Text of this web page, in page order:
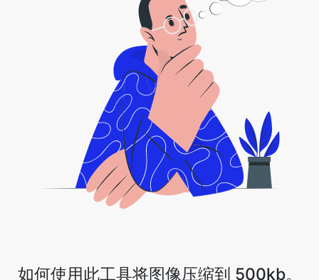
2 . 图像压缩器将在保持图像质量的同时压缩您的文件